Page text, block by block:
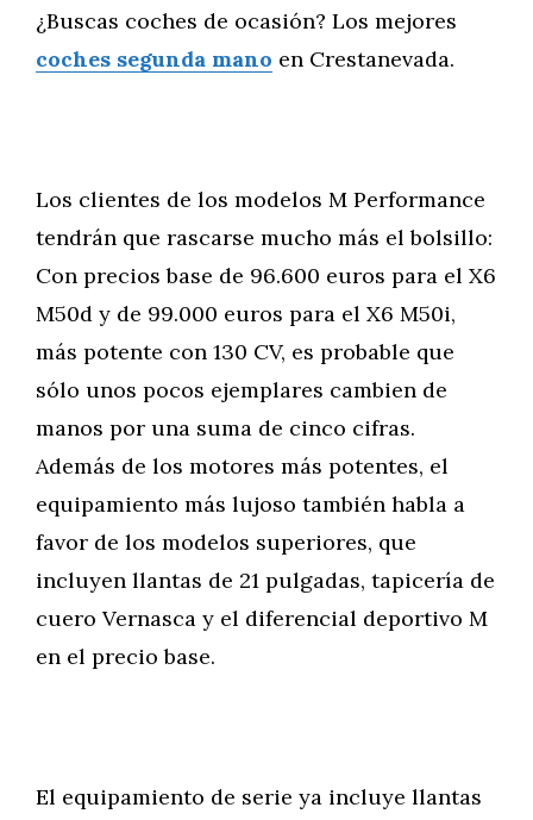
¿Buscas coches de ocasión? Los mejores
coches segunda mano en Crestanevada.
Los clientes de los modelos M Performance
tendrán que rascarse mucho más el bolsillo:
Con precios base de 96.600 euros para el X6
M50d y de 99.000 euros para el X6 M50i,
más potente con 130 CV, es probable que
sólo unos pocos ejemplares cambien de
manos por una suma de cinco cifras.
Además de los motores más potentes, el
equipamiento más lujoso también habla a
favor de los modelos superiores, que
incluyen llantas de 21 pulgadas, tapicería de
cuero Vernasca y el diferencial deportivo M
en el precio base.
El equipamiento de serie ya incluye llantas